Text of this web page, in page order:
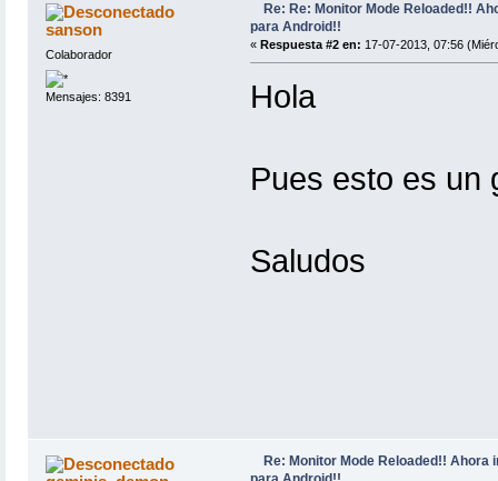
sanson
Colaborador
Mensajes: 8391
Re: Re: Monitor Mode Reloaded!!
para Android!!
« Respuesta #2 en: 17-07-2013, 07:56
Hola
Pues esto es un
Saludos
Re: Monitor Mode Reloaded!! Ahora